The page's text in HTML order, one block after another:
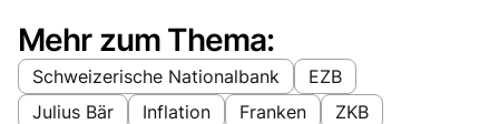
Mehr zum Thema:
Schweizerische Nationalbank
EZB
Julius Bär
Inflation Franken ZKB